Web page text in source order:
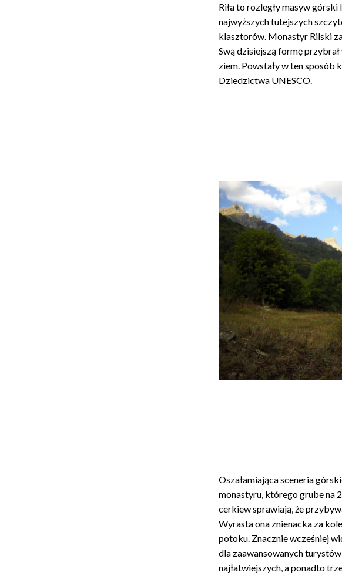
Riła to rozległy masyw
najwyższych tutejszych
klasztorów. Monastyr Rilski
Swą dzisiejszą formę
ziem. Powstały w ten sposób
Dziedzictwa UNESCO.
Oszałamiająca sceneria
monastyru, którego grube na
cerkiew sprawiają, że
Wyrasta ona znienacka za
potoku. Znacznie wcześniej
dla zaawansowanych
najłatwiejszych, a ponadto